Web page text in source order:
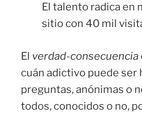
El talento radica en
sitio con 40 mil
El verdad-consecuencia
cuán adictivo puede ser
preguntas, anónimas o
todos, conocidos o no,